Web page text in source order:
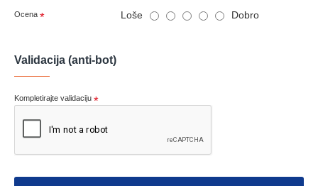
Ocena Loše Dobro
Validacija (anti-bot)
Kompletirajte validaciju